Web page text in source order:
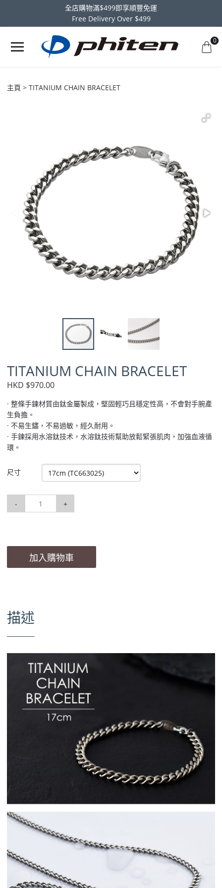
全店購物滿$499即享順豐免運
Free Delivery Over $499
0
主頁 TITANIUM CHAIN BRACELET
TITANIUM CHAIN BRACELET
HKD $970.00
· 整條手鍊材質由鈦金屬製成，堅固輕巧且穩定性高，不會對手腕產
生負擔。
· 不易生鏽，不易過敏，經久耐用。
· 手鍊採用水溶鈦技术，水溶鈦技術幫助放鬆緊張肌肉，加強血液循
環。
尺寸
- +
加入購物車
描述